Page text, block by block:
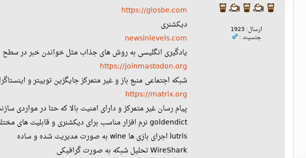
ارسال: 1923
جنسیت :
https://glosbe.com
دیکشنری
newsinlevels.com
یادگیری انگلیسی به روش های جذاب مثل خواندن خبر در
https://joinmastodon.org
شبکه اجتماعی منبع باز و غیر متمرکز جایگزین توییتر و
https://matrix.org
پیام رسان غیر متمرکز و دارای امنیت بالا که حتا در مواردی
goldendict نرم افزار مناسب برای دیکشنری و قابلیت های مختلف و کار آمد
lutris اجرای بازی ها wine به صورت مدیریت شده و ساده
WireShark تحلیل شبکه به صورت گرافیکی